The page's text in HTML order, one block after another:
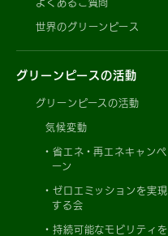
よくあるご質問
世界のグリーンピース
グリーンピースの活動
グリーンピースの活動
気候変動
省エネ・再エネキャンペ
ーン
ゼロエミッションを実現
する会
持続可能なモビリティを